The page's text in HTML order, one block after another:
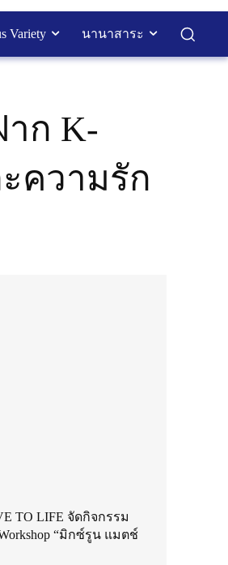
Variety นานาสาระ
ก K-
ความรัก
TO LIFE จัดกิจกรรม
“มิกซ์รูน แมตช์